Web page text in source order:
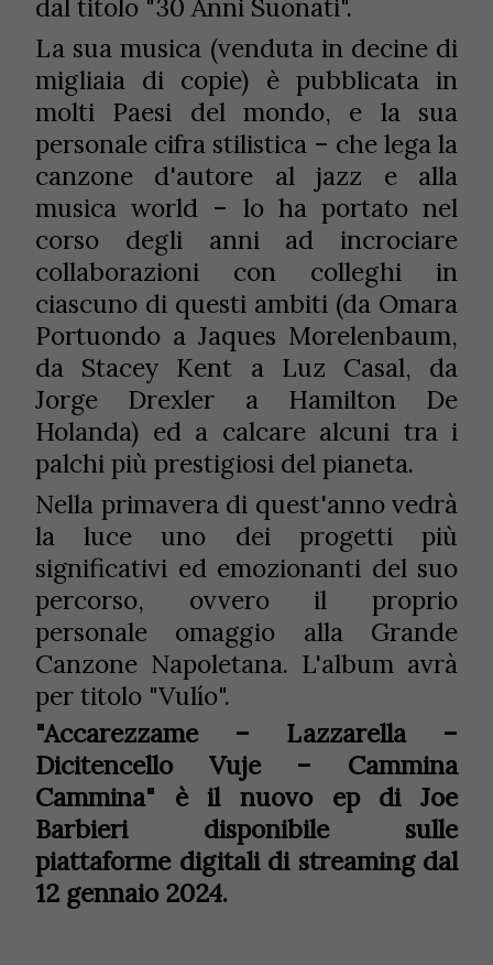
dal titolo "30 Anni Suonati".
La sua musica (venduta in decine di
migliaia di copie) è pubblicata in
molti Paesi del mondo, e la sua
personale cifra stilistica – che lega la
canzone d'autore al jazz e alla
musica world – lo ha portato nel
corso degli anni ad incrociare
collaborazioni con colleghi in
ciascuno di questi ambiti (da Omara
Portuondo a Jaques Morelenbaum,
da Stacey Kent a Luz Casal, da
Jorge Drexler a Hamilton De
Holanda) ed a calcare alcuni tra i
palchi più prestigiosi del pianeta.
Nella primavera di quest'anno vedrà
la luce uno dei progetti più
significativi ed emozionanti del suo
percorso, ovvero il proprio
personale omaggio alla Grande
Canzone Napoletana. L'album avrà
per titolo "Vulío".
"Accarezzame – Lazzarella –
Dicitencello Vuje – Cammina
Cammina" è il nuovo ep di Joe
Barbieri disponibile sulle
piattaforme digitali di streaming dal
12 gennaio 2024.